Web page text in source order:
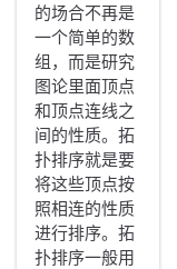
的场合不再是
一个简单的数
组，而是研究
图论里面顶点
和顶点连线之
间的性质。拓
扑排序就是要
将这些顶点按
照相连的性质
进行排序。拓
扑排序一般用